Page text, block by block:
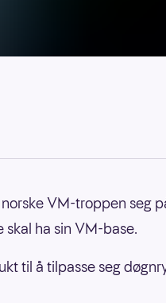
VM-troppen seg
ha sin VM-base.
til å tilpasse seg